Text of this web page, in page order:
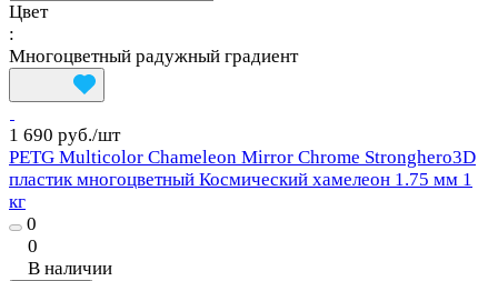
Цвет
:
Многоцветный радужный градиент
1 690 руб./шт
PETG Multicolor Chameleon Mirror Chrome Stronghero3D
пластик многоцветный Космический хамелеон 1.75 мм 1
кг
0
0
В наличии